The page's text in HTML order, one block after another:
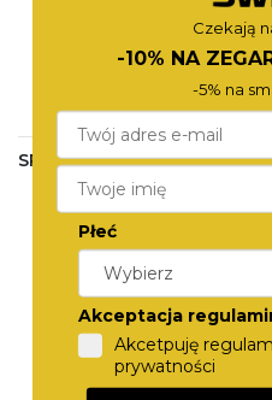
APLIKACJE MUZYCZNE
SZUKANIE TELEFONU
ODTWARZANIE MUZYKI
POWIADOMIENIA O
SPORT&TRENING
TRYBY SPORTOWE
PRZEBYTY DYSTANS
ODTWORZENIE
POLA GOLFOWE
DYNAMICZNY TRENING
ZAAWANSOWANE
FUNKCJE BIEGOWE
Czekają
-10% NA
-5% na
Płeć
Akceptacja
Akcetpuję
prywatności